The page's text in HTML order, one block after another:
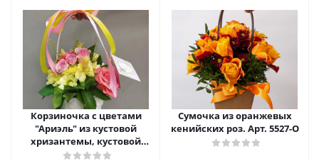
Корзиночка с цветами
"Ариэль" из кустовой
хризантемы, кустовой
розы и альстромерии арт.
Сумочка из оранжевых
кенийских роз. Арт. 5527-О